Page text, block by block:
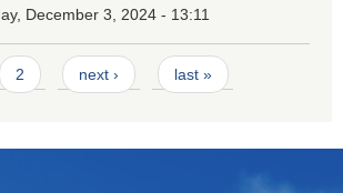
December 3, 2024 - 13:11
2 next › last »